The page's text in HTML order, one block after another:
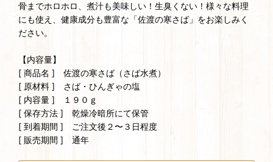
骨までホロホロ、煮汁も美味しい！生臭くない！様々な料理
にも使え、健康成分も豊富な「佐渡の寒さば」をお楽しみく
ださい。
【内容量】
[ 商品名 ] 佐渡の寒さば（さば水煮）
[ 原材料 ] さば・ひんぎゃの塩
[ 内容量 ] １９０ｇ
[ 保存方法 ] 乾燥冷暗所にて保管
[ 到着期間 ] ご注文後２〜３日程度
[ 販売期間 ] 通年